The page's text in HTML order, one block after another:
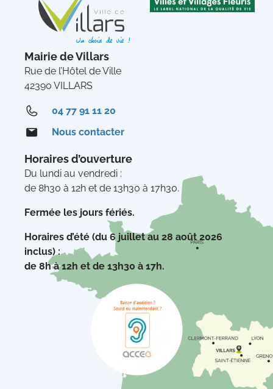
Mairie de Villars
Rue de l’Hôtel de Ville
42390 VILLARS
04 77 91 11 20
Nous contacter
Horaires d’ouverture
Du lundi au vendredi :
de 8h30 à 12h et de 13h30 à 17h30.
Fermée les jours fériés.
Horaires d’été (du 6 juillet au 28 août 2026
inclus) :
de 8h à 12h et de 13h30 à 17h.